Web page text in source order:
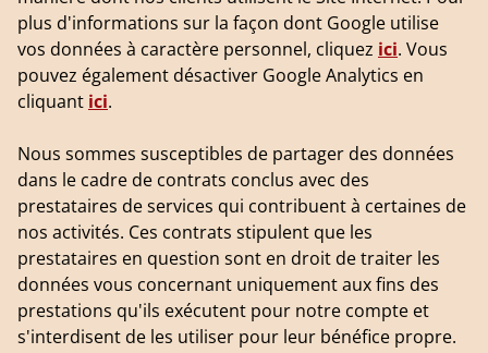
plus d'informations sur la façon dont Google utilise
vos données à caractère personnel, cliquez ici. Vous
pouvez également désactiver Google Analytics en
cliquant ici.
Nous sommes susceptibles de partager des données
dans le cadre de contrats conclus avec des
prestataires de services qui contribuent à certaines de
nos activités. Ces contrats stipulent que les
prestataires en question sont en droit de traiter les
données vous concernant uniquement aux fins des
prestations qu'ils exécutent pour notre compte et
s'interdisent de les utiliser pour leur bénéfice propre.